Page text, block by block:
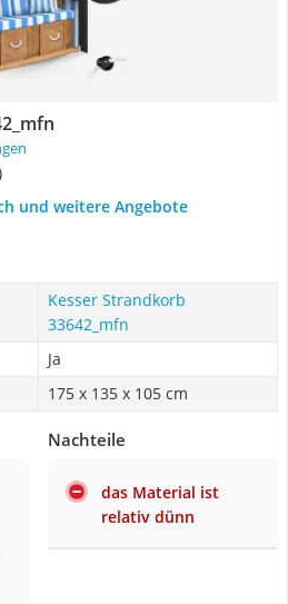
und weitere Angebote
Kesser Strandkorb
33642_mfn
Ja
175 x 135 x 105 cm
Nachteile
das Material ist
relativ dünn